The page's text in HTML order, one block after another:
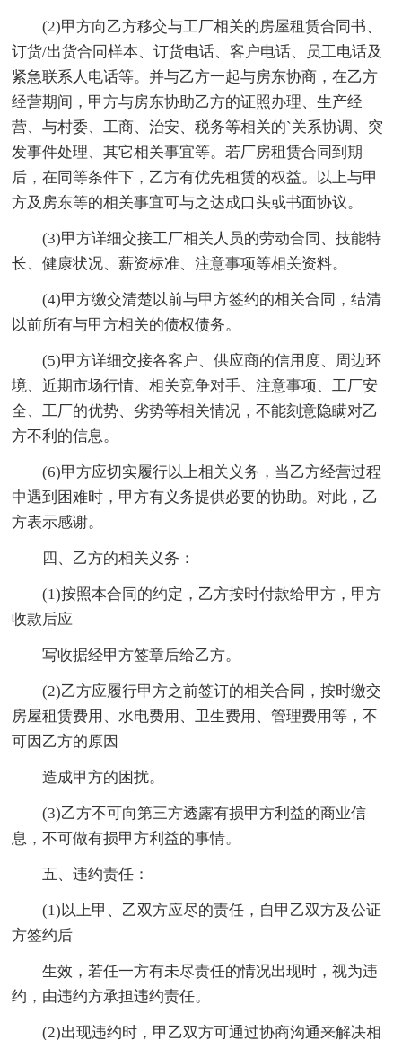
(2)甲方向乙方移交与工厂相关的房屋租赁合同书、
订货/出货合同样本、订货电话、客户电话、员工电话及
紧急联系人电话等。并与乙方一起与房东协商，在乙方
经营期间，甲方与房东协助乙方的证照办理、生产经
营、与村委、工商、治安、税务等相关的`关系协调、突
发事件处理、其它相关事宜等。若厂房租赁合同到期
后，在同等条件下，乙方有优先租赁的权益。以上与甲
方及房东等的相关事宜可与之达成口头或书面协议。
(3)甲方详细交接工厂相关人员的劳动合同、技能特
长、健康状况、薪资标准、注意事项等相关资料。
(4)甲方缴交清楚以前与甲方签约的相关合同，结清
以前所有与甲方相关的债权债务。
(5)甲方详细交接各客户、供应商的信用度、周边环
境、近期市场行情、相关竞争对手、注意事项、工厂安
全、工厂的优势、劣势等相关情况，不能刻意隐瞒对乙
方不利的信息。
(6)甲方应切实履行以上相关义务，当乙方经营过程
中遇到困难时，甲方有义务提供必要的协助。对此，乙
方表示感谢。
四、乙方的相关义务：
(1)按照本合同的约定，乙方按时付款给甲方，甲方
收款后应
写收据经甲方签章后给乙方。
(2)乙方应履行甲方之前签订的相关合同，按时缴交
房屋租赁费用、水电费用、卫生费用、管理费用等，不
可因乙方的原因
造成甲方的困扰。
(3)乙方不可向第三方透露有损甲方利益的商业信
息，不可做有损甲方利益的事情。
五、违约责任：
(1)以上甲、乙双方应尽的责任，自甲乙双方及公证
方签约后
生效，若任一方有未尽责任的情况出现时，视为违
约，由违约方承担违约责任。
(2)出现违约时，甲乙双方可通过协商沟通来解决相